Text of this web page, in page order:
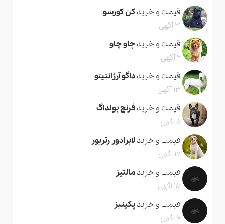
قیمت و خریدکن کورسو
21 آگهی
قیمت و خریدچاو چاو
2 آگهی
قیمت و خریدداگو آرژانتینو
13 آگهی
قیمت و خریدفرنچ بولداگ
8 آگهی
قیمت و خریدلابرادور رتریور
17 آگهی
قیمت و خریدمالتیز
15 آگهی
قیمت و خریدپکینیز
9 آگهی